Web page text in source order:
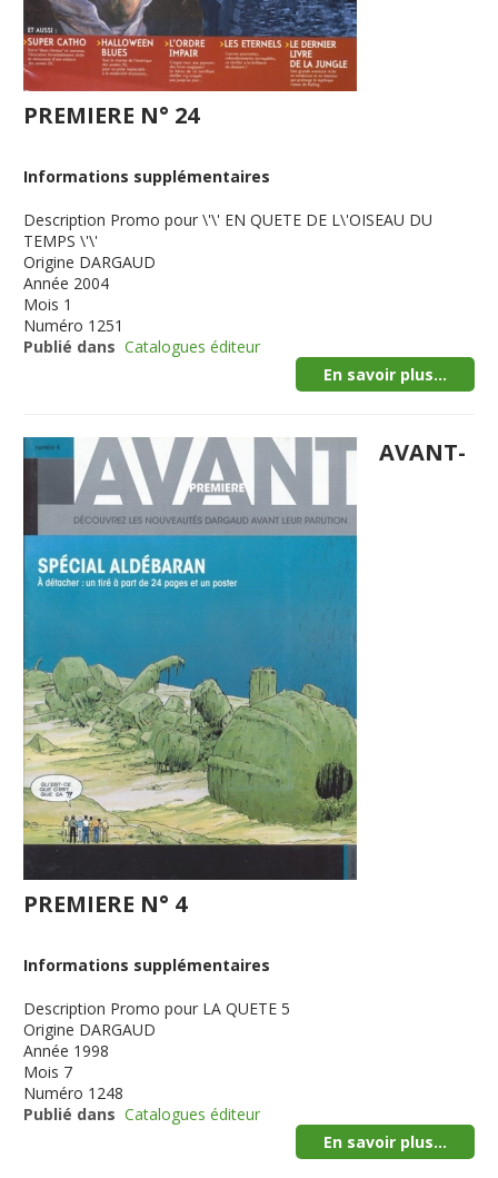
PREMIERE N° 24
Informations supplémentaires
Description Promo pour \'\' EN QUETE DE L\'OISEAU DU
TEMPS \'\'
Origine DARGAUD
Année 2004
Mois 1
Numéro 1251
Publié dans Catalogues éditeur
En savoir plus...
AVANT-
PREMIERE N° 4
Informations supplémentaires
Description Promo pour LA QUETE 5
Origine DARGAUD
Année 1998
Mois 7
Numéro 1248
Publié dans Catalogues éditeur
En savoir plus...